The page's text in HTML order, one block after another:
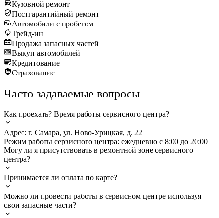
Кузовной ремонт
Постгарантийный ремонт
Автомобили с пробегом
Трейд-ин
Продажа запасных частей
Выкуп автомобилей
Кредитование
Страхование
Часто задаваемые вопросы
Как проехать? Время работы сервисного центра?
Адрес: г. Самара, ул. Ново-Урицкая, д. 22
Режим работы сервисного центра: ежедневно с 8:00 до 20:00
Могу ли я присутствовать в ремонтной зоне сервисного
центра?
Принимается ли оплата по карте?
Можно ли провести работы в сервисном центре используя
свои запасные части?